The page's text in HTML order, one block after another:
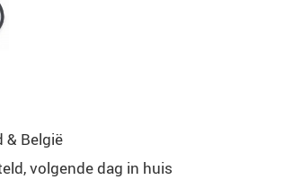
& België
volgende dag in huis